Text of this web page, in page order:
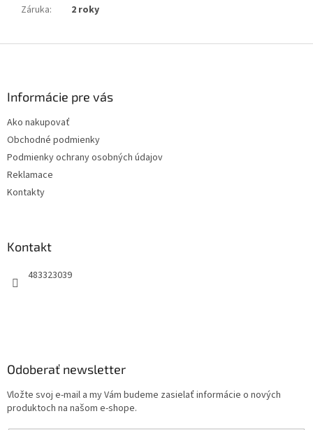
Záruka: 2 roky
Informácie pre vás
Ako nakupovať
Obchodné podmienky
Podmienky ochrany osobných údajov
Reklamace
Kontakty
Kontakt
483323039
Odoberať newsletter
Vložte svoj e-mail a my Vám budeme zasielať informácie o nových
produktoch na našom e-shope.